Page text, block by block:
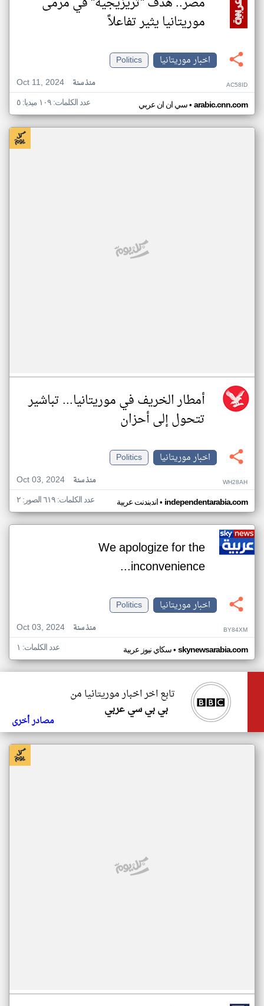
موريتانيا يثير تفاعلاً
اخبار موريتانيا
Politics
Oct 11, 2024
منذ سنة AC58ID
سي ان ان عربي• arabic.cnn.com عدد الكلمات: ١٠٩ ميديا: ٥
أمطار الخريف في موريتانيا... تباشير
تتحول إلى أحزان
اخبار موريتانيا
Politics
Oct 03, 2024
منذ سنة WH28AH
اندبندنت عربية• independentarabia.com عدد الكلمات: ٦١٩ الصور: ٢
We apologize for the
inconvenience...
اخبار موريتانيا
Politics
Oct 03, 2024
منذ سنة BY84XM
سكاي نيوز عربية• skynewsarabia.com عدد الكلمات: ١
تابع اخر اخبار موريتانيا من
بي بي سي عربي
مصادر أخرى